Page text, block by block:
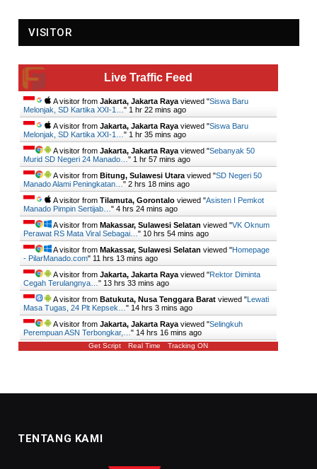
VISITOR
Live Traffic Feed
A visitor from Jakarta, Jakarta Raya viewed "Siswa Baru
Melonjak, SD Kartika XXI-1… " 1 hr 22 mins ago
A visitor from Jakarta, Jakarta Raya viewed "Siswa Baru
Melonjak, SD Kartika XXI-1… " 1 hr 35 mins ago
A visitor from Jakarta, Jakarta Raya viewed "Sebanyak 50
Murid SD Negeri 24 Manado… " 1 hr 57 mins ago
A visitor from Bitung, Sulawesi Utara viewed "SD Negeri 50
Manado Alami Peningkatan… " 2 hrs 18 mins ago
A visitor from Tilamuta, Gorontalo viewed "Asisten I Pemkot
Manado Pimpin Sertijab… " 4 hrs 24 mins ago
A visitor from Makassar, Sulawesi Selatan viewed "VK Oknum
Perawat RS Mata Viral Sebagai… " 10 hrs 54 mins ago
A visitor from Makassar, Sulawesi Selatan viewed "Homepage
- PilarManado.com" 11 hrs 14 mins ago
A visitor from Jakarta, Jakarta Raya viewed "Rektor Diminta
Cegah Terulangnya… " 13 hrs 33 mins ago
A visitor from Batukuta, Nusa Tenggara Barat viewed "Lewati
Masa Tugas, 24 Plt Kepsek… " 14 hrs 3 mins ago
A visitor from Jakarta, Jakarta Raya viewed "Selingkuh
Perempuan ASN Terbongkar,… " 14 hrs 16 mins ago
Get Script Real Time Tracking ON
TENTANG KAMI